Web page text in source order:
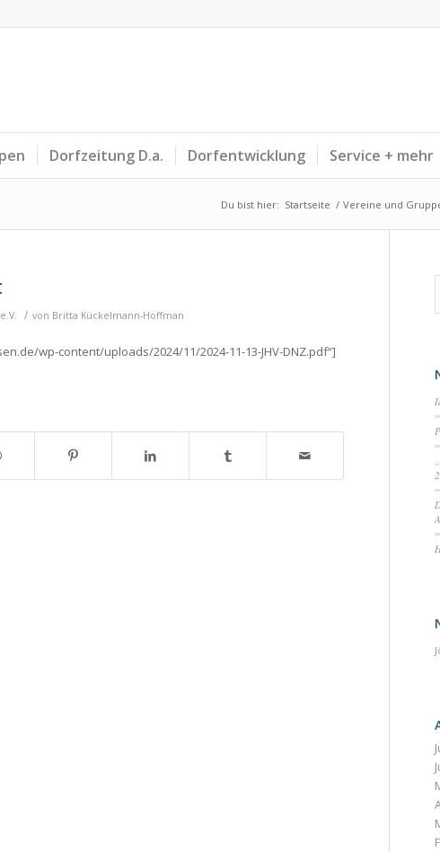
Dorfzeitung D.a. Dorfentwicklung Service + mehr
Du bist hier: Startseite / Vereine und
/ von Britta Kückelmann-Hoffman
wp-content/uploads/2024/11/2024-11-13-JHV-DNZ.pdf“]